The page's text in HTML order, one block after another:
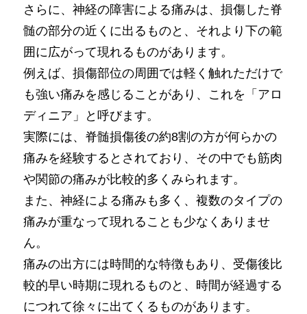
さらに、神経の障害による痛みは、損傷した脊
髄の部分の近くに出るものと、それより下の範
囲に広がって現れるものがあります。
例えば、損傷部位の周囲では軽く触れただけで
も強い痛みを感じることがあり、これを「アロ
ディニア」と呼びます。
実際には、脊髄損傷後の約8割の方が何らかの
痛みを経験するとされており、その中でも筋肉
や関節の痛みが比較的多くみられます。
また、神経による痛みも多く、複数のタイプの
痛みが重なって現れることも少なくありませ
ん。
痛みの出方には時間的な特徴もあり、受傷後比
較的早い時期に現れるものと、時間が経過する
につれて徐々に出てくるものがあります。